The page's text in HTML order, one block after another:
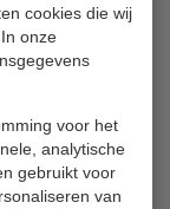
cookies die wij
onze
voor het
analytische
gebruikt voor
van